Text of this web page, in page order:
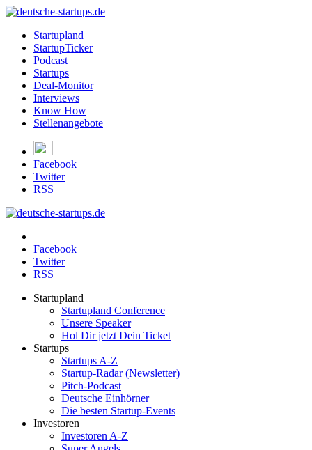
Startupland
StartupTicker
Podcast
Startups
Deal-Monitor
Interviews
Know How
Stellenangebote
Facebook
Twitter
RSS
Facebook
Twitter
RSS
Startupland
Startupland Conference
Unsere Speaker
Hol Dir jetzt Dein Ticket
Startups
Startups A-Z
Startup-Radar (Newsletter)
Pitch-Podcast
Deutsche Einhörner
Die besten Startup-Events
Investoren
Investoren A-Z